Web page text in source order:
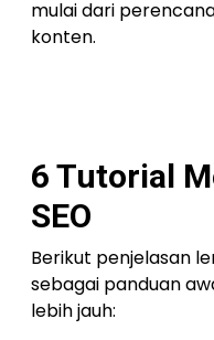
mulai dari
konten.
6 Tutorial
SEO
Berikut penjelasan
sebagai panduan
lebih jauh: